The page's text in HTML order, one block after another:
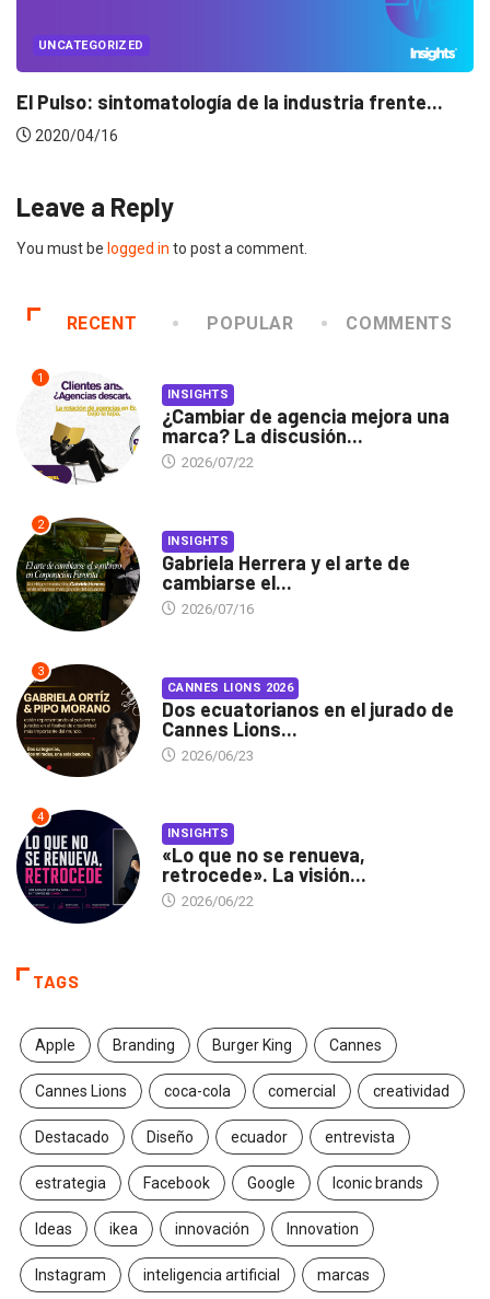
UNCATEGORIZED
Conectados en época de pausa
2020/04/14
Leave a Reply
You must be logged in to post a comment.
RECENT POPULAR COMMENTS
1
INSIGHTS
¿Cambiar de agencia mejora una
marca? La discusión...
2026/07/22
2
INSIGHTS
Gabriela Herrera y el arte de
cambiarse el...
2026/07/16
3
CANNES LIONS 2026
Dos ecuatorianos en el jurado de
Cannes Lions...
2026/06/23
4
INSIGHTS
«Lo que no se renueva,
retrocede». La visión...
2026/06/22
TAGS
Apple Branding Burger King Cannes
Cannes Lions coca-cola comercial creatividad
Destacado Diseño ecuador entrevista
estrategia Facebook Google Iconic brands
Ideas ikea innovación Innovation
Instagram inteligencia artificial marcas